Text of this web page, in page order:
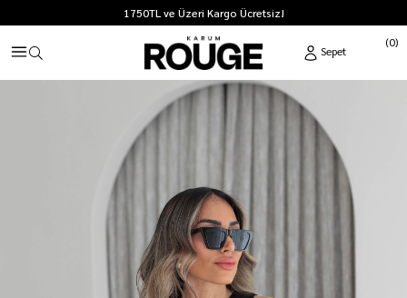
1750TL ve Üzeri Kargo Ücretsiz!
0